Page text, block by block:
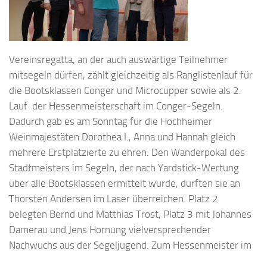
Vereinsregatta, an der auch auswärtige Teilnehmer
mitsegeln dürfen, zählt gleichzeitig als Ranglistenlauf für
die Bootsklassen Conger und Microcupper sowie als 2.
Lauf der Hessenmeisterschaft im Conger-Segeln.
Dadurch gab es am Sonntag für die Hochheimer
Weinmajestäten Dorothea I., Anna und Hannah gleich
mehrere Erstplatzierte zu ehren: Den Wanderpokal des
Stadtmeisters im Segeln, der nach Yardstick-Wertung
über alle Bootsklassen ermittelt wurde, durften sie an
Thorsten Andersen im Laser überreichen. Platz 2
belegten Bernd und Matthias Trost, Platz 3 mit Johannes
Damerau und Jens Hornung vielversprechender
Nachwuchs aus der Segeljugend. Zum Hessenmeister im